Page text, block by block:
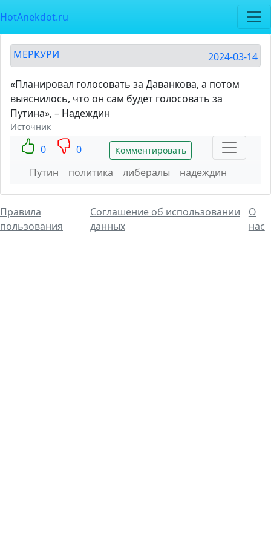
HotAnekdot.ru
МЕРКУРИ 2024-03-14
«Планировал голосовать за Даванкова, а потом
выяснилось, что он сам будет голосовать за
Путина», – Надеждин
Источник
0 0 Комментировать
Путин политика либералы надеждин
Правила
пользования
Соглашение об использовании
данных
О
нас